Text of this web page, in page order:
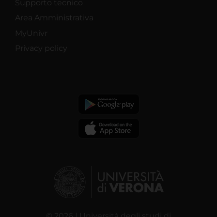
Supporto tecnico
Area Amministrativa
MyUnivr
Privacy policy